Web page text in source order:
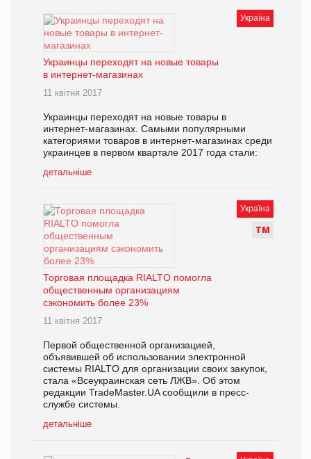
Україна
Украинцы переходят на новые товары
в интернет-магазинах
11 квітня 2017
Украинцы переходят на новые товары в
интернет-магазинах. Самыми популярными
категориями товаров в интернет-магазинах среди
украинцев в первом квартале 2017 года стали:
детальніше
Україна
ТМ
Торговая площадка RIALTO помогла
общественным организациям
сэкономить более 23%
11 квітня 2017
Первой общественной организацией,
объявившей об использовании электронной
системы RIALTO для организации своих закупок,
стала «Всеукраинская сеть ЛЖВ». Об этом
редакции TradeMaster.UA сообщили в пресс-
службе системы.
детальніше